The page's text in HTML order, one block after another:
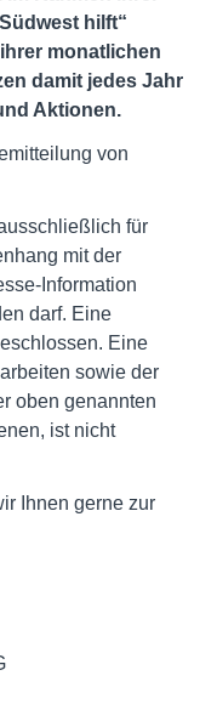
hilft“
monatlichen
damit jedes Jahr
Aktionen.
von
für
mit der
Information
darf. Eine
Eine
sowie der
oben genannten
ist nicht
Ihnen gerne zur